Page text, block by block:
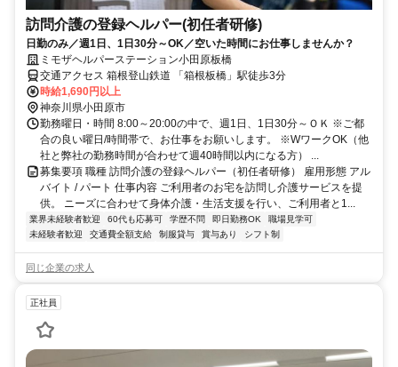
訪問介護の登録ヘルパー(初任者研修)
日勤のみ／週1日、1日30分～OK／空いた時間にお仕事しませんか？
ミモザヘルパーステーション小田原板橋
交通アクセス 箱根登山鉄道 「箱根板橋」駅徒歩3分
時給1,690円以上
神奈川県小田原市
勤務曜日・時間 8:00～20:00の中で、週1日、1日30分～ＯＫ ※ご都
合の良い曜日/時間帯で、お仕事をお願いします。 ※WワークOK（他
社と弊社の勤務時間が合わせて週40時間以内になる方） ...
募集要項 職種 訪問介護の登録ヘルパー（初任者研修） 雇用形態 アル
バイト / パート 仕事内容 ご利用者のお宅を訪問し介護サービスを提
供。 ニーズに合わせて身体介護・生活支援を行い、ご利用者と1...
業界未経験者歓迎 60代も応募可 学歴不問 即日勤務OK
職場見学可
未経験者歓迎
交通費全額支給 制服貸与 賞与あり シフト制
同じ企業の求人
正社員